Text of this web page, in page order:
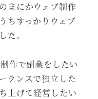
まにかウェブ制作
ちすっかりウェブ
た。
作で副業をしたい
ランスで独立した
上げて経営したい